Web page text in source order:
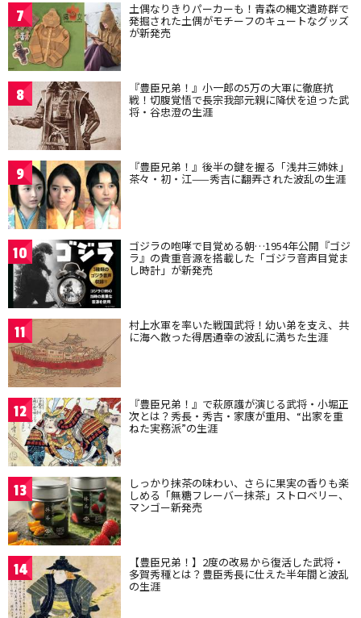
7 土偶なりきりパーカーも！青森の縄文遺跡群で
発掘された土偶がモチーフのキュートなグッズ
が新発売
8 『豊臣兄弟！』小一郎の5万の大軍に徹底抗
戦！切腹覚悟で長宗我部元親に降伏を迫った武
将・谷忠澄の生涯
9 『豊臣兄弟！』後半の鍵を握る「浅井三姉妹」
茶々・初・江——秀吉に翻弄された波乱の生涯
10 ゴジラの咆哮で目覚める朝…1954年公開『ゴジ
ラ』の貴重音源を搭載した「ゴジラ音声目覚ま
し時計」が新発売
11 村上水軍を率いた戦国武将！幼い弟を支え、共
に海へ散った得居通幸の波乱に満ちた生涯
12 『豊臣兄弟！』で萩原護が演じる武将・小堀正
次とは？秀長・秀吉・家康が重用、“出家を重
ねた実務派”の生涯
13 しっかり抹茶の味わい、さらに果実の香りも楽
しめる「無糖フレーバー抹茶」ストロベリー、
マンゴー新発売
14 【豊臣兄弟！】2度の改易から復活した武将・
多賀秀種とは？豊臣秀長に仕えた半年間と波乱
の生涯